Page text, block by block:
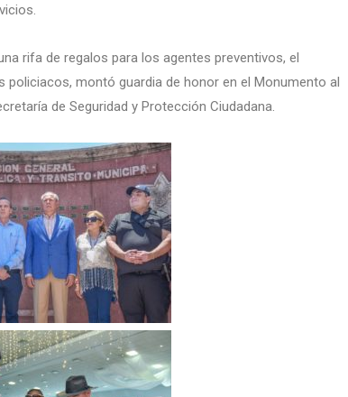
rifa de regalos para los agentes preventivos, el
montó guardia de honor en el Monumento al
de Seguridad y Protección Ciudadana.